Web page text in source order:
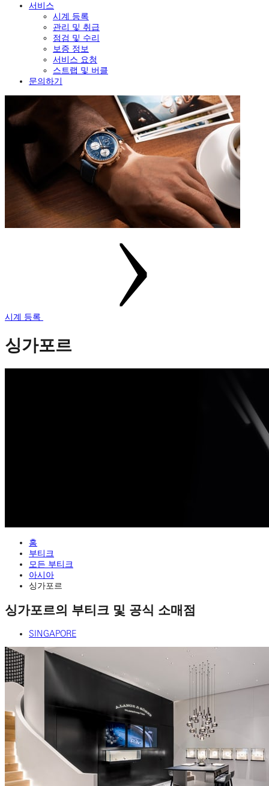
서비스
시계 등록
관리 및 취급
점검 및 수리
보증 정보
서비스 요청
스트랩 및 버클
문의하기
시계 등록
싱가포르
홈
부티크
모든 부티크
아시아
싱가포르
싱가포르의 부티크 및 공식 소매점
SINGAPORE